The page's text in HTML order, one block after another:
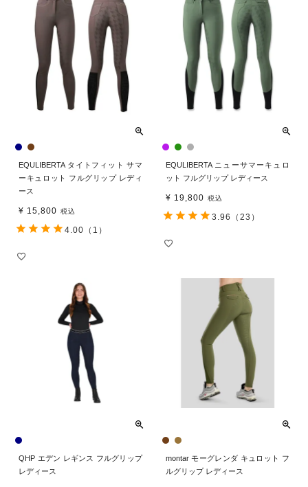
EQULIBERTA タイトフィット サマ
ーキュロット フルグリップ レディ
ース
¥ 15,800 税込
4.00 （1）
EQULIBERTA ニューサマーキュロ
ット フルグリップ レディース
¥ 19,800 税込
3.96 （23）
QHP エデン レギンス フルグリップ
レディース
montar モーグレンダ キュロット フ
ルグリップ レディース